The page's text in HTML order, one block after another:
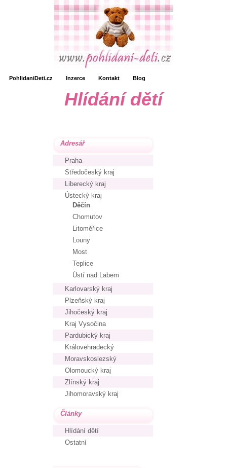
PohlidaniDeti.cz Inzerce Kontakt Blog
Hlídání dětí
Adresář
Praha
Středočeský kraj
Liberecký kraj
Ústecký kraj
Děčín
Chomutov
Litoměřice
Louny
Most
Teplice
Ústí nad Labem
Karlovarský kraj
Plzeňský kraj
Jihočeský kraj
Kraj Vysočina
Pardubický kraj
Královehradecký
Moravskoslezský
Olomoucký kraj
Zlínský kraj
Jihomoravský kraj
Články
Hlídání dětí
Ostatní